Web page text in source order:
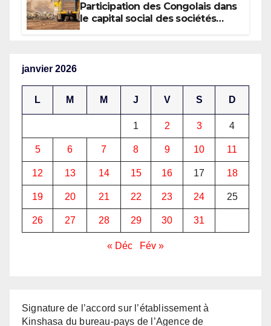
Participation des Congolais dans
le capital social des sociétés
janvier 2026
L M M J V S D
1 2 3 4
5 6 7 8 9 10 11
12 13 14 15 16 17 18
19 20 21 22 23 24 25
26 27 28 29 30 31
« Déc Fév »
Signature de l’accord sur l’établissement à
Kinshasa du bureau-pays de l’Agence de